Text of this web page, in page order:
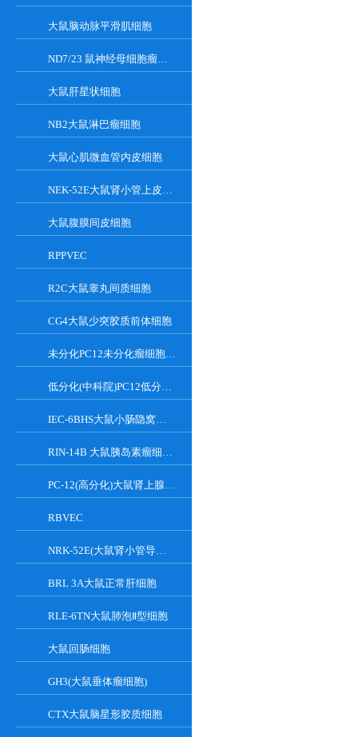
大鼠脑动脉平滑肌细胞
ND7/23 鼠神经母细胞瘤细胞系
大鼠肝星状细胞
NB2大鼠淋巴瘤细胞
大鼠心肌微血管内皮细胞
NEK-52E大鼠肾小管上皮细胞
大鼠腹膜间皮细胞
RPPVEC
R2C大鼠睾丸间质细胞
CG4大鼠少突胶质前体细胞
未分化PC12未分化瘤细胞大鼠肾上腺嗜铬细胞
低分化(中科院)PC12低分化(中科院)瘤细胞大鼠肾上腺嗜铬细胞
IEC-6BHS大鼠小肠隐窝上皮细胞
RIN-14B 大鼠胰岛素瘤细胞系
PC-12(高分化)大鼠肾上腺嗜铬细胞瘤细胞(高分化)
RBVEC
NRK-52E(大鼠肾小管导管上皮细胞)
BRL 3A大鼠正常肝细胞
RLE-6TN大鼠肺泡Ⅱ型细胞
大鼠回肠细胞
GH3(大鼠垂体瘤细胞)
CTX大鼠脑星形胶质细胞